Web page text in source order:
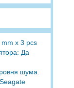
x 3 pcs
Да
шума.